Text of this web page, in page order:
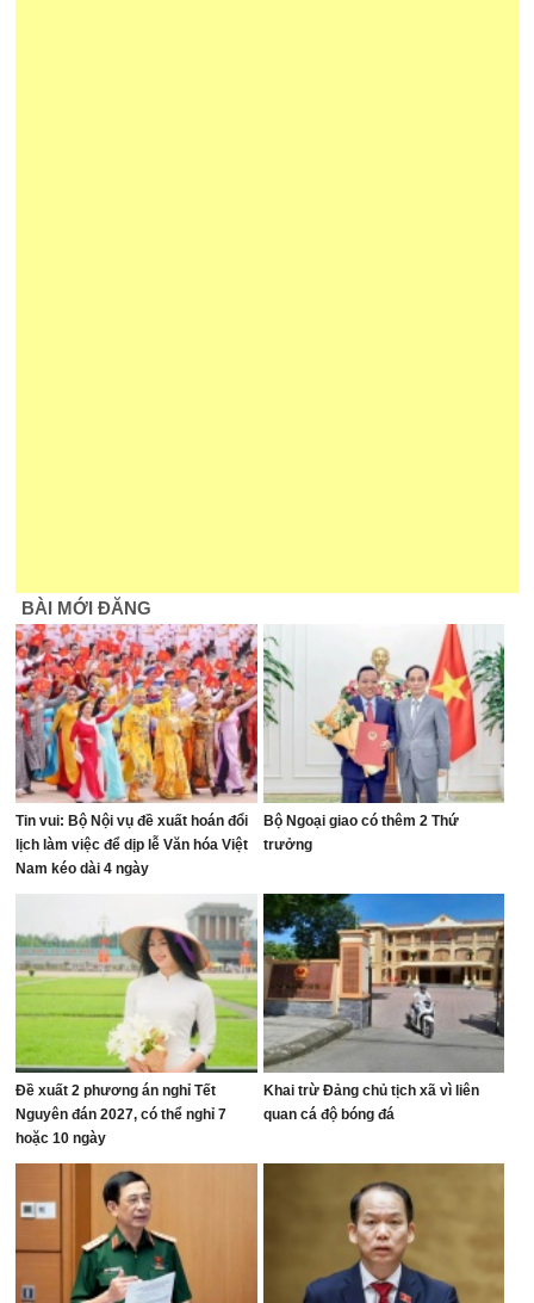
BÀI MỚI ĐĂNG
Tin vui: Bộ Nội vụ đề xuất hoán đổi
lịch làm việc để dịp lễ Văn hóa Việt
Nam kéo dài 4 ngày
Bộ Ngoại giao có thêm 2 Thứ
trưởng
Đề xuất 2 phương án nghỉ Tết
Nguyên đán 2027, có thể nghỉ 7
hoặc 10 ngày
Khai trừ Đảng chủ tịch xã vì liên
quan cá độ bóng đá